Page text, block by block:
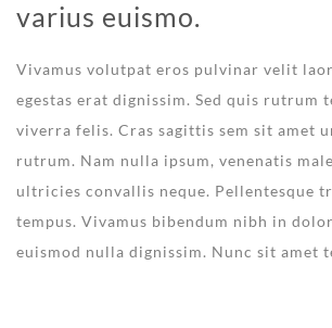
varius euismo.
Vivamus volutpat eros pulvinar velit
egestas erat dignissim. Sed quis rutrum
viverra felis. Cras sagittis sem sit amet
rutrum. Nam nulla ipsum, venenatis
ultricies convallis neque. Pellentesque
tempus. Vivamus bibendum nibh in
euismod nulla dignissim. Nunc sit amet